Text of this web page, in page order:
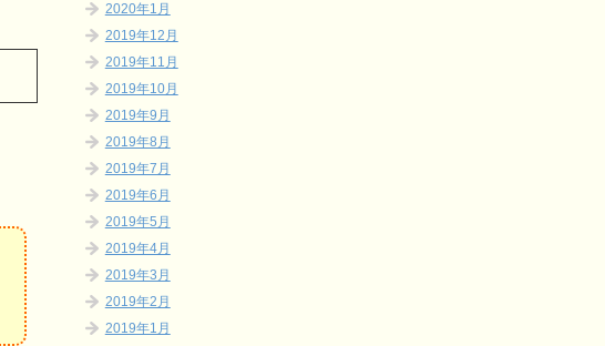
2020年1月
2019年12月
2019年11月
2019年10月
2019年9月
2019年8月
2019年7月
2019年6月
2019年5月
2019年4月
2019年3月
2019年2月
2019年1月